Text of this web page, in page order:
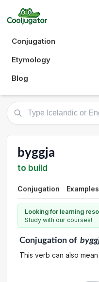
Conjugation
Etymology
Blog
byggja
to build
Conjugation
Looking for learning
Study with our courses!
Conjugationof
This verb can also